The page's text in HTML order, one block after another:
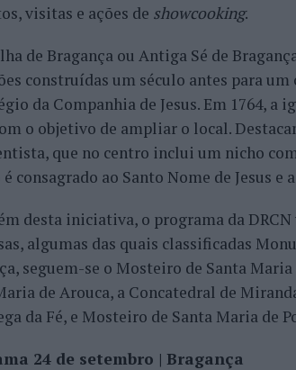
visitas e ações de showcooking.
de Bragança ou Antiga Sé de
construídas um século antes para
da Companhia de Jesus. Em 1764, a
o objetivo de ampliar o local.
que no centro inclui um nicho
consagrado ao Santo Nome de Jesus e
desta iniciativa, o programa da
algumas das quais classificadas
seguem-se o Mosteiro de Santa
de Arouca, a Concatedral de
da Fé, e Mosteiro de Santa Maria de
24 de setembro | Bragança